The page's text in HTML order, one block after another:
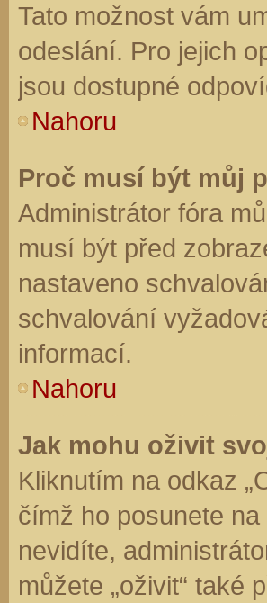
Tato možnost vám
odeslání. Pro jejich
jsou dostupné
Nahoru
Proč musí být můj
Administrátor fóra
musí být před
nastaveno
schvalování
informací.
Nahoru
Jak mohu oživit
Kliknutím na odkaz
čímž ho posunete
nevidíte,
můžete „oživit“ také